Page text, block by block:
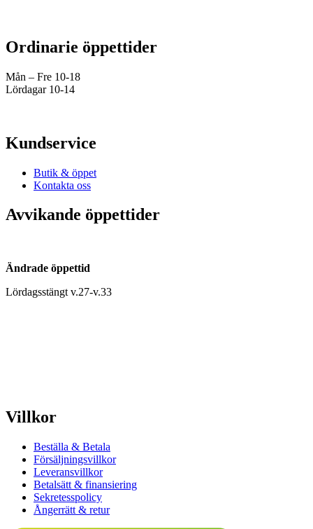
Ordinarie öppettider
Mån – Fre 10-18
Lördagar 10-14
Kundservice
Butik & öppet
Kontakta oss
Avvikande öppettider
Ändrade öppettid
Lördagsstängt v.27-v.33
Villkor
Beställa & Betala
Försäljningsvillkor
Leveransvillkor
Betalsätt & finansiering
Sekretesspolicy
Ångerrätt & retur